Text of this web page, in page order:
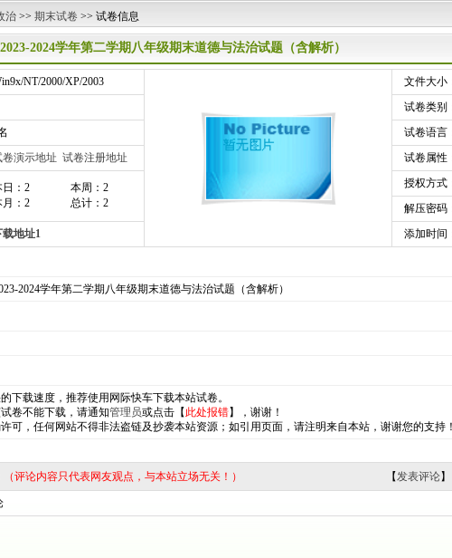
治 >> 期末试卷 >> 试卷信息
2024学年第二学期八年级期末道德与法治试题（含解析）
NT/2000/XP/2003 文件大小
试卷类别
试卷语言
卷演示地址 试卷注册地址 试卷属
：2
2
本周：2
总计：2
授权方式
解压密码
载地址1 添加时间
2024学年第二学期八年级期末道德与法治试题（含解析）
下载速度，推荐使用网际快车下载本站试卷。
卷不能下载，请通知管理员或点击【 此处报错】，谢谢！
可，任何网站不得非法盗链及抄袭本站资源；如引用页面，请注明来自本站，谢谢您的支持！
（评论内容只代表网友观点，与本站立场无关！） 【发表评论】